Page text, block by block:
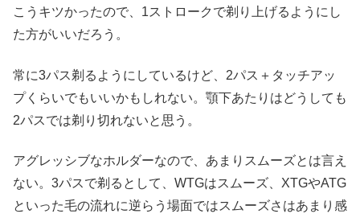
こうキツかったので、1ストロークで剃り上げるようにし
た方がいいだろう。
常に3パス剃るようにしているけど、2パス＋タッチアッ
プくらいでもいいかもしれない。顎下あたりはどうしても
2パスでは剃り切れないと思う。
アグレッシブなホルダーなので、あまりスムーズとは言え
ない。3パスで剃るとして、WTGはスムーズ、XTGやATG
といった毛の流れに逆らう場面ではスムーズさはあまり感